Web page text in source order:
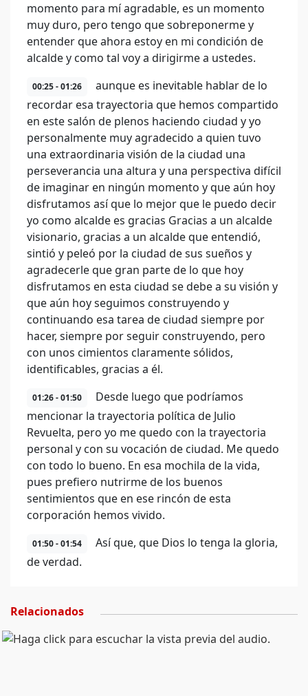
momento para mí agradable, es un momento
muy duro, pero tengo que sobreponerme y
entender que ahora estoy en mi condición de
alcalde y como tal voy a dirigirme a ustedes.
00:25 - 01:26
aunque es inevitable hablar de lo
recordar esa trayectoria que hemos compartido
en este salón de plenos haciendo ciudad y yo
personalmente muy agradecido a quien tuvo
una extraordinaria visión de la ciudad una
perseverancia una altura y una perspectiva difícil
de imaginar en ningún momento y que aún hoy
disfrutamos así que lo mejor que le puedo decir
yo como alcalde es gracias Gracias a un alcalde
visionario, gracias a un alcalde que entendió,
sintió y peleó por la ciudad de sus sueños y
agradecerle que gran parte de lo que hoy
disfrutamos en esta ciudad se debe a su visión y
que aún hoy seguimos construyendo y
continuando esa tarea de ciudad siempre por
hacer, siempre por seguir construyendo, pero
con unos cimientos claramente sólidos,
identificables, gracias a él.
01:26 - 01:50
Desde luego que podríamos
mencionar la trayectoria política de Julio
Revuelta, pero yo me quedo con la trayectoria
personal y con su vocación de ciudad. Me quedo
con todo lo bueno. En esa mochila de la vida,
pues prefiero nutrirme de los buenos
sentimientos que en ese rincón de esta
corporación hemos vivido.
01:50 - 01:54
Así que, que Dios lo tenga la gloria,
de verdad.
Relacionados